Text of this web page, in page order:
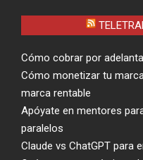
Cómo cobrar por
Cómo monetizar tu
marca rentable
Apóyate en mentores
paralelos
Claude vs ChatGPT para